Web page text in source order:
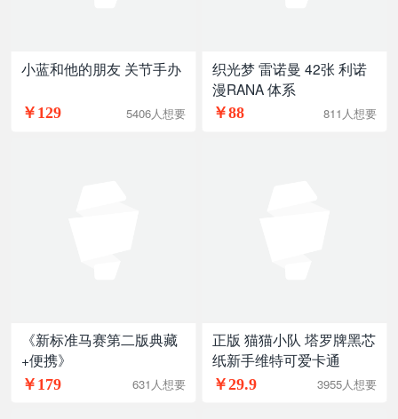
小蓝和他的朋友 关节手办
￥129 5406人想要
织光梦 雷诺曼 42张 利诺
漫RANA 体系
￥88 811人想要
《新标准马赛第二版典藏
+便携》
￥179 631人想要
正版 猫猫小队 塔罗牌黑芯
纸新手维特可爱卡通
￥29.9 3955人想要